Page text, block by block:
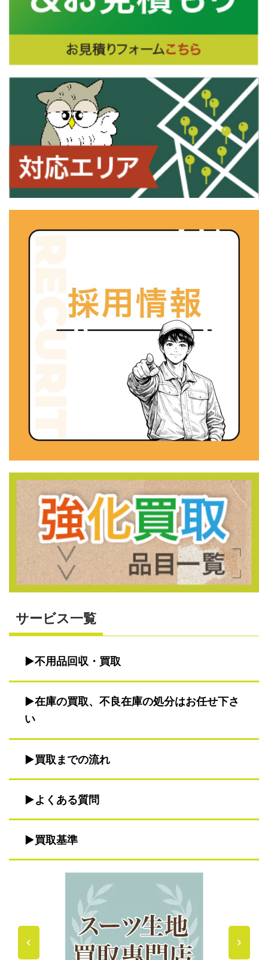
サービス一覧
不用品回収・買取
在庫の買取、不良在庫の処分はお任せ下さ
い
買取までの流れ
よくある質問
買取基準